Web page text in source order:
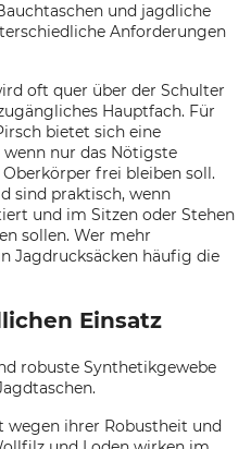
und jagdliche
Anforderungen
oft quer über der Schulter
Hauptfach. Für
bietet sich eine
wenn nur das Nötigste
frei bleiben soll.
sind praktisch, wenn
und im Sitzen oder Stehen
sollen. Wer mehr
Jagdrucksäcken häufig die
Einsatz
robuste Synthetikgewebe
wegen ihrer Robustheit und